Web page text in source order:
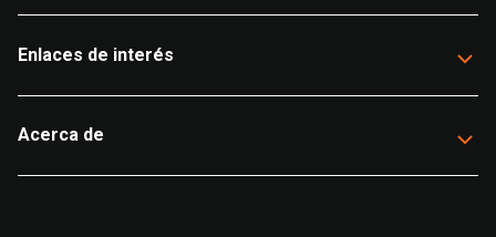
Enlaces de interés
Acerca de